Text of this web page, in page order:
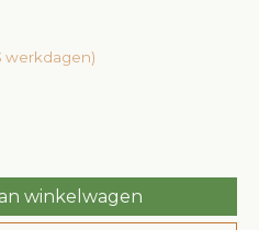
werkdagen)
winkelwagen